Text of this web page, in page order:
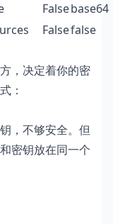
Falsebase64
Falsefalse
，决定着你的密
：
，不够安全。但
密钥放在同一个